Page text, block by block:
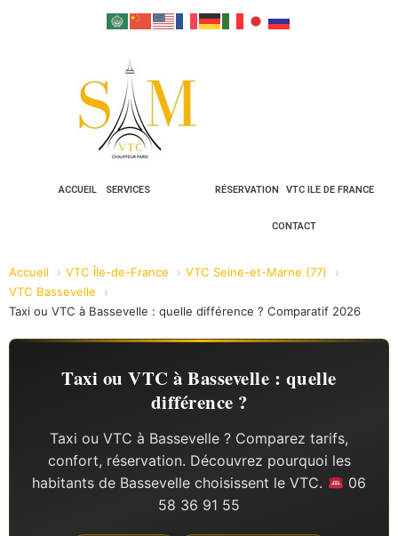
ACCUEIL SERVICES RÉSERVATION VTC ILE DE FRANCE
CONTACT
Accueil VTC Île-de-France
VTC Seine-et-Marne (77)
VTC Bassevelle
Taxi ou VTC à Bassevelle : quelle différence ? Comparatif 2026
Taxi ou VTC à Bassevelle : quelle
différence ?
Taxi ou VTC à Bassevelle ? Comparez tarifs,
confort, réservation. Découvrez pourquoi les
habitants de Bassevelle choisissent le VTC.
06
58 36 91 55